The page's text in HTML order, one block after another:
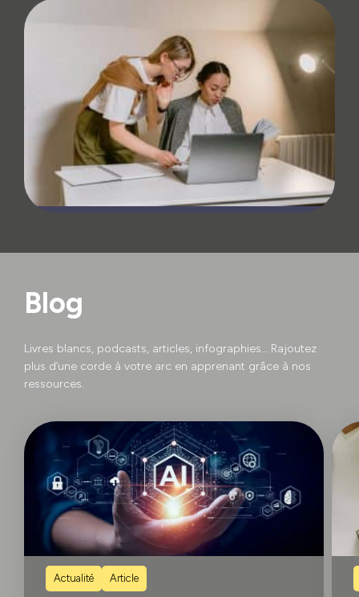
Blog
Livres blancs, podcasts, articles, infographies… Rajoutez
plus d’une corde à votre arc en apprenant grâce à nos
ressources.
Actualité Article